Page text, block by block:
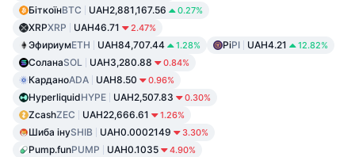
БіткоїнBTC UAH2,881,167.56 0.27%
XRPXRP UAH46.71 2.47%
ЭфириумETH UAH84,707.44 1.28% PiPI UAH4.21 12.82%
СоланаSOL UAH3,280.88 0.84%
КарданоADA UAH8.50 0.96%
HyperliquidHYPE UAH2,507.83 0.30%
ZcashZEC UAH22,666.61 1.26%
Шиба інуSHIB UAH0.0002149 3.30%
Pump.funPUMP UAH0.1035 4.90%